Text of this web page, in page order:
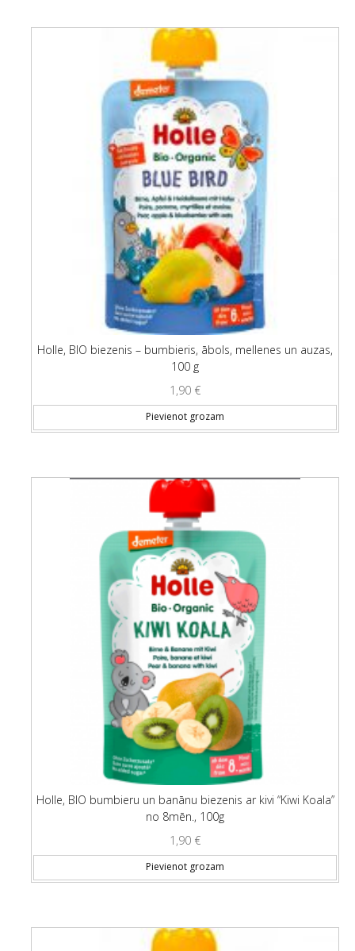
Holle, BIO biezenis – bumbieris, ābols, mellenes un auzas,
100 g
1,90 €
Pievienot grozam
Holle, BIO bumbieru un banānu biezenis ar kivi “Kiwi Koala”
no 8mēn., 100g
1,90 €
Pievienot grozam